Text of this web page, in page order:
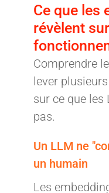
Ce que les
révèlent
Comprendre
lever
sur ce que
pas.
Un LLM ne
un humain
Les